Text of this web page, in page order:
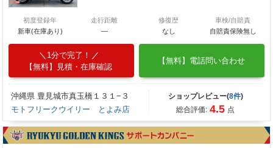
初度登録年
新車(在庫あり)
走行距離
―
修復歴
なし
車検/自賠責
自賠責保険無し
1分で完了！
【無料】見積・在庫確認
【無料】電話問い合わせ
沖縄県 豊見城市真玉橋１３１−３
モトフリークウイリー とよみ店
ショップレビュー(8件)
総合評価: 4.5 点